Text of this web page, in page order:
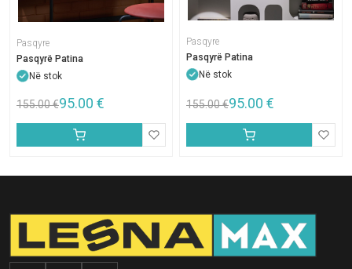
Pasqyre
Pasqyrë Patina
Në stok
155.00€95.00 €
Pasqyre
Pasqyrë Patina
Në stok
155.00€95.00 €